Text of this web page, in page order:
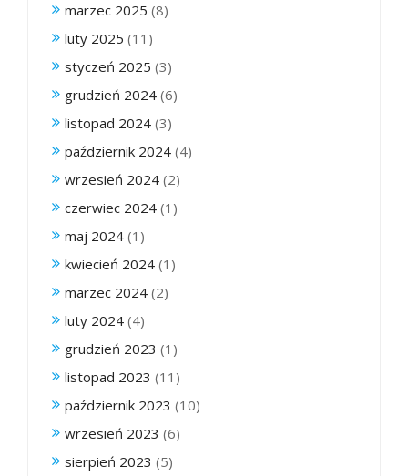
marzec 2025 (8)
luty 2025 (11)
styczeń 2025 (3)
grudzień 2024 (6)
listopad 2024 (3)
październik 2024 (4)
wrzesień 2024 (2)
czerwiec 2024 (1)
maj 2024 (1)
kwiecień 2024 (1)
marzec 2024 (2)
luty 2024 (4)
grudzień 2023 (1)
listopad 2023 (11)
październik 2023 (10)
wrzesień 2023 (6)
sierpień 2023 (5)